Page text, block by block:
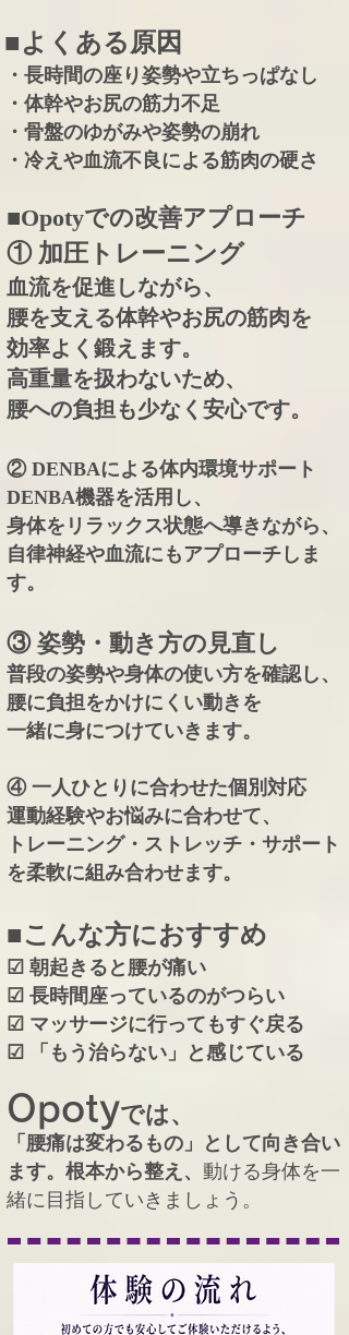
■よくある原因
・長時間の座り姿勢や立ちっぱなし
・体幹やお尻の筋力不足
・骨盤のゆがみや姿勢の崩れ
・冷えや血流不良による筋肉の硬さ
■Opotyでの改善アプローチ
① 加圧トレーニング
血流を促進しながら、
腰を支える体幹やお尻の筋肉を
効率よく鍛えます。
高重量を扱わないため、
腰への負担も少なく安心です。
② DENBAによる体内環境サポート
DENBA機器を活用し、
身体をリラックス状態へ導きながら、
自律神経や血流にもアプローチしま
す。
③ 姿勢・動き方の見直し
普段の姿勢や身体の使い方を確認し、
腰に負担をかけにくい動きを
一緒に身につけていきます。
④ 一人ひとりに合わせた個別対応
運動経験やお悩みに合わせて、
トレーニング・ストレッチ・サポート
を柔軟に組み合わせます。
■こんな方におすすめ
☑ 朝起きると腰が痛い
☑ 長時間座っているのがつらい
☑ マッサージに行ってもすぐ戻る
☑ 「もう治らない」と感じている
Opotyでは、
「腰痛は変わるもの」として向き合い
ます。 根本から整え、 動ける身体を一
緒に目指していきましょう。